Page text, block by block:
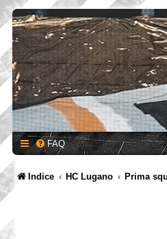
FAQ
Indice HC Lugano Prima